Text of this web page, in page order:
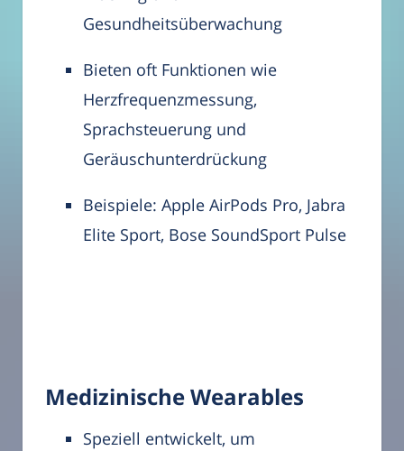
Gesundheitsüberwachung
Bieten oft Funktionen wie
Herzfrequenzmessung,
Sprachsteuerung und
Geräuschunterdrückung
Beispiele: Apple AirPods Pro, Jabra
Elite Sport, Bose SoundSport Pulse
Medizinische Wearables
Speziell entwickelt, um